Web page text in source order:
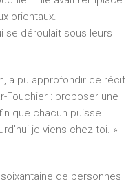
orientaux.
se déroulait sous leurs
a pu approfondir ce récit
Fouchier : proposer une
que chacun puisse
je viens chez toi. »
de personnes